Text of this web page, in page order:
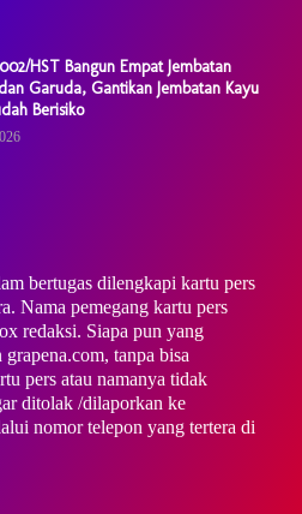
HST Bangun Empat Jembatan
Garuda, Gantikan Jembatan Kayu
Berisiko
bertugas dilengkapi kartu pers
Nama pemegang kartu pers
redaksi. Siapa pun yang
tanpa bisa
pers atau namanya tidak
ditolak /dilaporkan ke
nomor telepon yang tertera di